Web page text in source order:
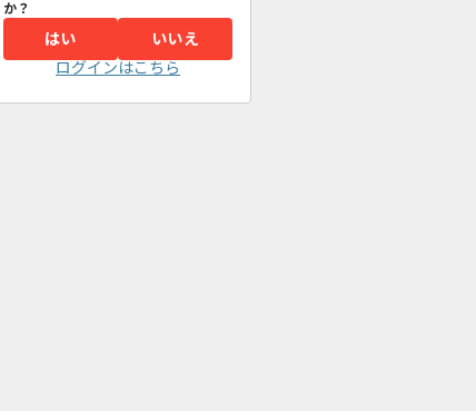
か？
はい
いいえ
ログインはこちら